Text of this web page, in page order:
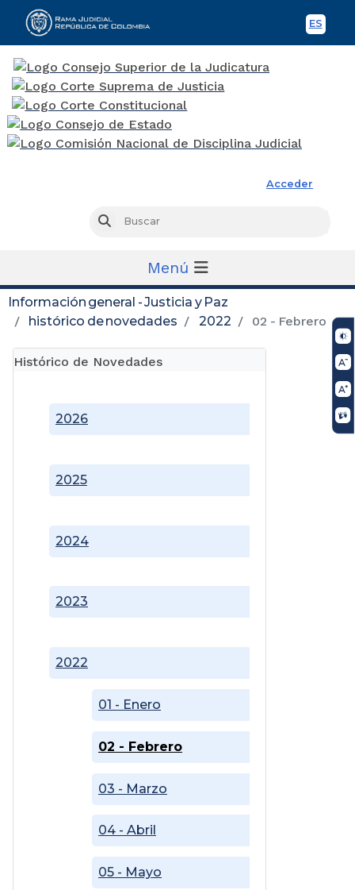
ES
Acceder
Buscar
Menú
Información general - Justicia y Paz
histórico de novedades
2022 02 - Febrero
Histórico de Novedades
2022
01 - Enero
02 - Febrero
03 - Marzo
04 - Abril
05 - Mayo
2023
2024
2025
2026